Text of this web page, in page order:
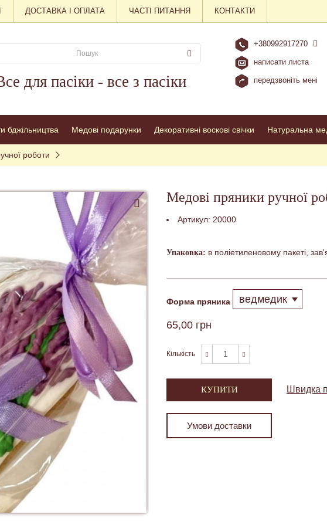
ДОСТАВКА І ОПЛАТА ЧАСТІ ПИТАННЯ КОНТАКТИ
для пасіки - все з пасіки
+380992917270
написати листа
передзвоніть мені
бджільництва Медові подарунки Декоративні воскові свічки Натуральна
роботи
Медові пряники ручної
Артикул: 20000
Упаковка: в поліетиленовому пакеті,
Форма пряника
65,00 грн
Кількість
КУПИТИ Швидка
Умови доставки